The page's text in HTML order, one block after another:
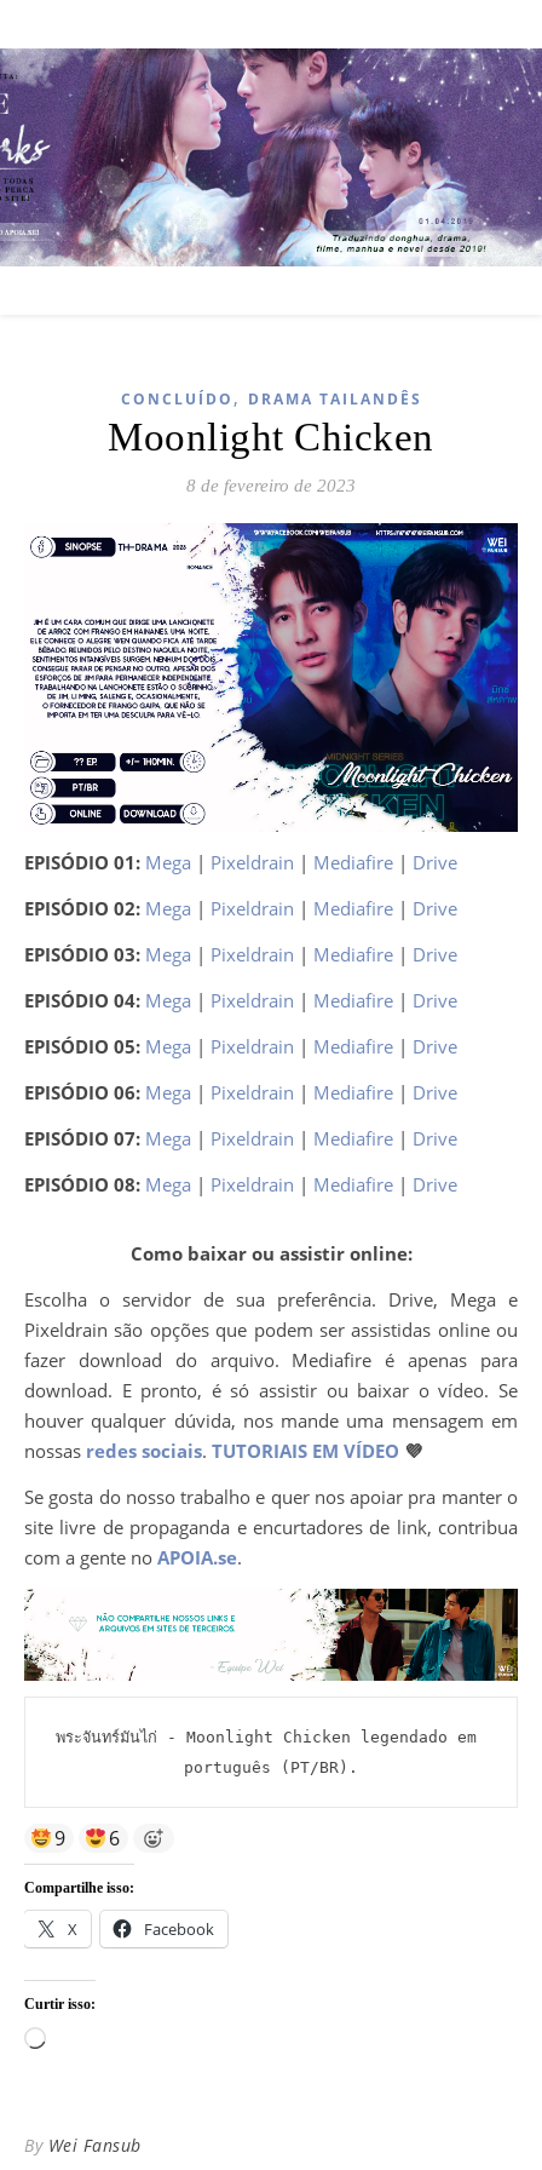
CONCLUÍDO , DRAMA TAILANDÊS
Moonlight Chicken
8 de fevereiro de 2023
EPISÓDIO 01: Mega | Pixeldrain | Mediafire | Drive
EPISÓDIO 02: Mega | Pixeldrain | Mediafire | Drive
EPISÓDIO 03: Mega | Pixeldrain | Mediafire | Drive
EPISÓDIO 04: Mega | Pixeldrain | Mediafire | Drive
EPISÓDIO 05: Mega | Pixeldrain | Mediafire | Drive
EPISÓDIO 06: Mega | Pixeldrain | Mediafire | Drive
EPISÓDIO 07: Mega | Pixeldrain | Mediafire | Drive
EPISÓDIO 08: Mega | Pixeldrain | Mediafire | Drive
Como baixar ou assistir online:
Escolha o servidor de sua preferência. Drive, Mega e
Pixeldrain são opções que podem ser assistidas online ou
fazer download do arquivo. Mediafire é apenas para
download. E pronto, é só assistir ou baixar o vídeo. Se
houver qualquer dúvida, nos mande uma mensagem em
nossas redes sociais. TUTORIAIS EM VÍDEO 💜
Se gosta do nosso trabalho e quer nos apoiar pra manter o
site livre de propaganda e encurtadores de link, contribua
com a gente no APOIA.se.
พระจันทร์มันไก่ - Moonlight Chicken legendado em
português (PT/BR).
9 6
Compartilhe isso:
X Facebook
Curtir isso:
Carregando...
By Wei Fansub